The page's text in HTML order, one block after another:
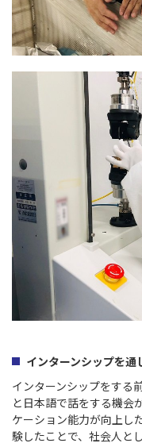
インターンシップを通
インターンシップをする
と日本語で話をする機会
ケーション能力が向上し
験したことで、社会人と